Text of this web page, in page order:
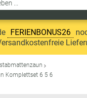
FERIENBONUS26
Komplettset 6 5 6